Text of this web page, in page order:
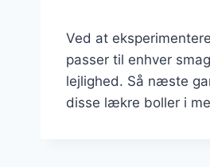
Ved at
passer til enhver
lejlighed. Så næste
disse lækre boller i